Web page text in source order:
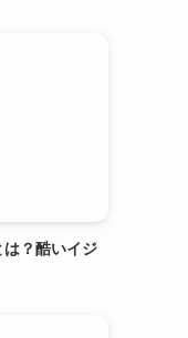
？酷いイジ